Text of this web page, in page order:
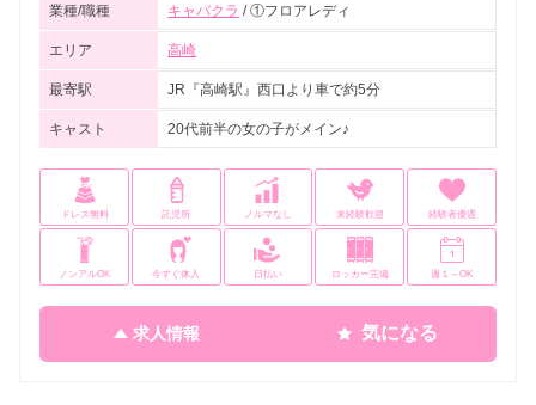
業種/職種 キャバクラ / ①フロアレディ
エリア 高崎
最寄駅 JR『高崎駅』西口より車で約5分
キャスト 20代前半の女の子がメイン♪
ドレス無料 託児所 ノルマなし 未経験歓迎 経験者優遇
ノンアルOK 今すぐ体入 日払い ロッカー完備 週１～OK
求人情報 気になる